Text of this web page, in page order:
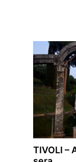
TIVOLI –